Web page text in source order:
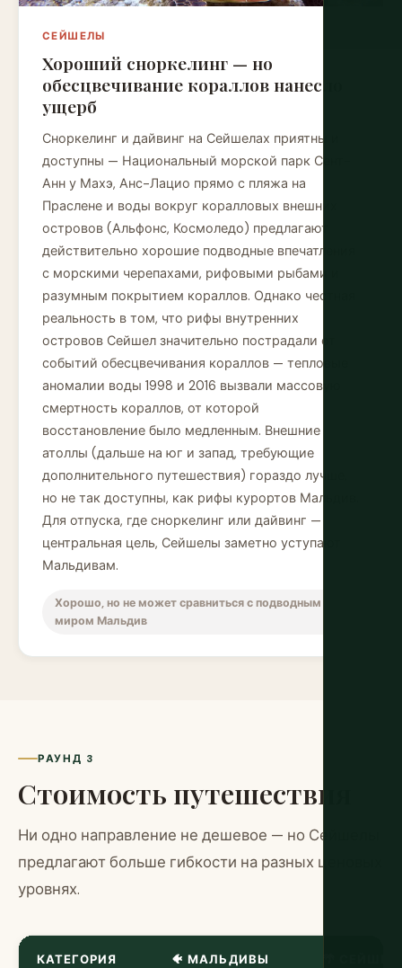
СЕЙШЕЛЫ
Хороший сноркелинг — но
обесцвечивание кораллов нанесло
ущерб
Сноркелинг и дайвинг на Сейшелах приятны и
доступны — Национальный морской парк Сент-
Анн у Махэ, Анс-Лацио прямо с пляжа на
Праслене и воды вокруг коралловых внешних
островов (Альфонс, Космоледо) предлагают
действительно хорошие подводные впечатления
с морскими черепахами, рифовыми рыбами и
разумным покрытием кораллов. Однако честная
реальность в том, что рифы внутренних
островов Сейшел значительно пострадали от
событий обесцвечивания кораллов — тепловые
аномалии воды 1998 и 2016 вызвали массовую
смертность кораллов, от которой
восстановление было медленным. Внешние
атоллы (дальше на юг и запад, требующие
дополнительного путешествия) гораздо лучше,
но не так доступны, как рифы курортов Мальдив.
Для отпуска, где сноркелинг или дайвинг —
центральная цель, Сейшелы заметно уступают
Мальдивам.
Хорошо, но не может сравниться с подводным
миром Мальдив
РАУНД 3
Стоимость путешествия
Ни одно направление не дешевое — но Сейшелы
предлагают больше гибкости на разных ценовых
уровнях.
КАТЕГОРИЯ 🐠 МАЛЬДИВЫ